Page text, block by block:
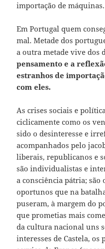
importação de máquinas.
Em Portugal quem
mal. Metade dos
a outra metade vive dos
pensamento e a
estranhos de
com eles.
As crises sociais e
ciclicamente como os
sido o desinteresse e
acompanhados pelo
liberais, republicanos e
são individualistas e
a consciência pátria; são
oportunos que na
puseram, à margem do
que prometias mais
da cultura nacional uns
interesses de Castela, os